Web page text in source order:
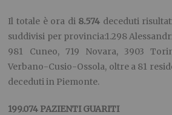
Il totale è ora di 8.574 deceduti
suddivisi per provincia:1.298
981 Cuneo, 719 Novara, 3903
Verbano-Cusio-Ossola, oltre a 81
deceduti in Piemonte.
199.074 PAZIENTI GUARITI